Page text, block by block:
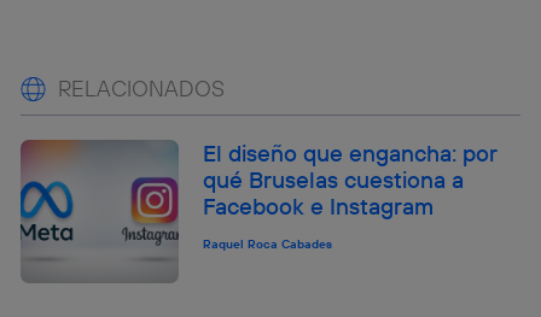
RELACIONADOS
El diseño que engancha: por
qué Bruselas cuestiona a
Facebook e Instagram
Raquel Roca Cabades